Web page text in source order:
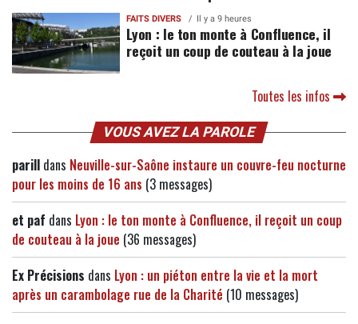
FAITS DIVERS Il y a 9 heures
Lyon : le ton monte à Confluence, il
reçoit un coup de couteau à la joue
Toutes les infos
VOUS AVEZ LA PAROLE
parill dans Neuville-sur-Saône instaure un couvre-feu nocturne
pour les moins de 16 ans (3 messages)
et paf dans Lyon : le ton monte à Confluence, il reçoit un coup
de couteau à la joue (36 messages)
Ex Précisions dans Lyon : un piéton entre la vie et la mort
après un carambolage rue de la Charité (10 messages)